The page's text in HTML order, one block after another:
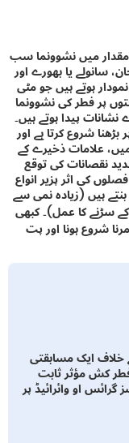
میں نشوونما سب
یا بھورے اور
ہیں جو مٹی
فطر کی نشوونما
پیدا ہوتے ہیں۔
کرتا ہے اور
ذخیرے کے
کی توقع
اثر پزیر انواع
(زیادہ نمی سے
کا عمل)۔ کبھی
ہونا اور پت
مسابقتی
مؤثر ثابت
او وائرائیڈ پر